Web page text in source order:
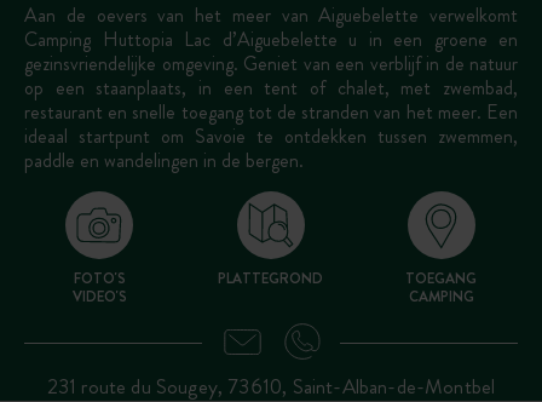
Aan de oevers van het meer van Aiguebelette verwelkomt
Camping Huttopia Lac d’Aiguebelette u in een groene en
gezinsvriendelijke omgeving. Geniet van een verblijf in de natuur
op een staanplaats, in een tent of chalet, met zwembad,
restaurant en snelle toegang tot de stranden van het meer. Een
ideaal startpunt om Savoie te ontdekken tussen zwemmen,
paddle en wandelingen in de bergen.
FOTO'S
VIDEO'S
PLATTEGROND
TOEGANG
CAMPING
231 route du Sougey, 73610, Saint-Alban-de-Montbel